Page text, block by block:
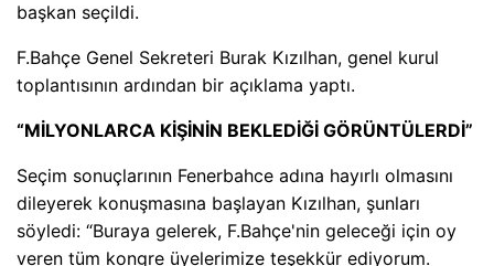
başkan seçildi.
F.Bahçe Genel Sekreteri Burak Kızılhan, genel kurul
toplantısının ardından bir açıklama yaptı.
“MİLYONLARCA KİŞİNİN BEKLEDİĞİ GÖRÜNTÜLERDİ”
Seçim sonuçlarının Fenerbahce adına hayırlı olmasını
dileyerek konuşmasına başlayan Kızılhan, şunları
söyledi: “Buraya gelerek, F.Bahçe'nin geleceği için oy
veren tüm kongre üyelerimize teşekkür ediyorum.